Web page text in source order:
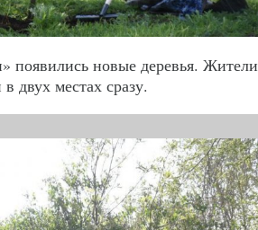
появились новые деревья. Жители
двух местах сразу.